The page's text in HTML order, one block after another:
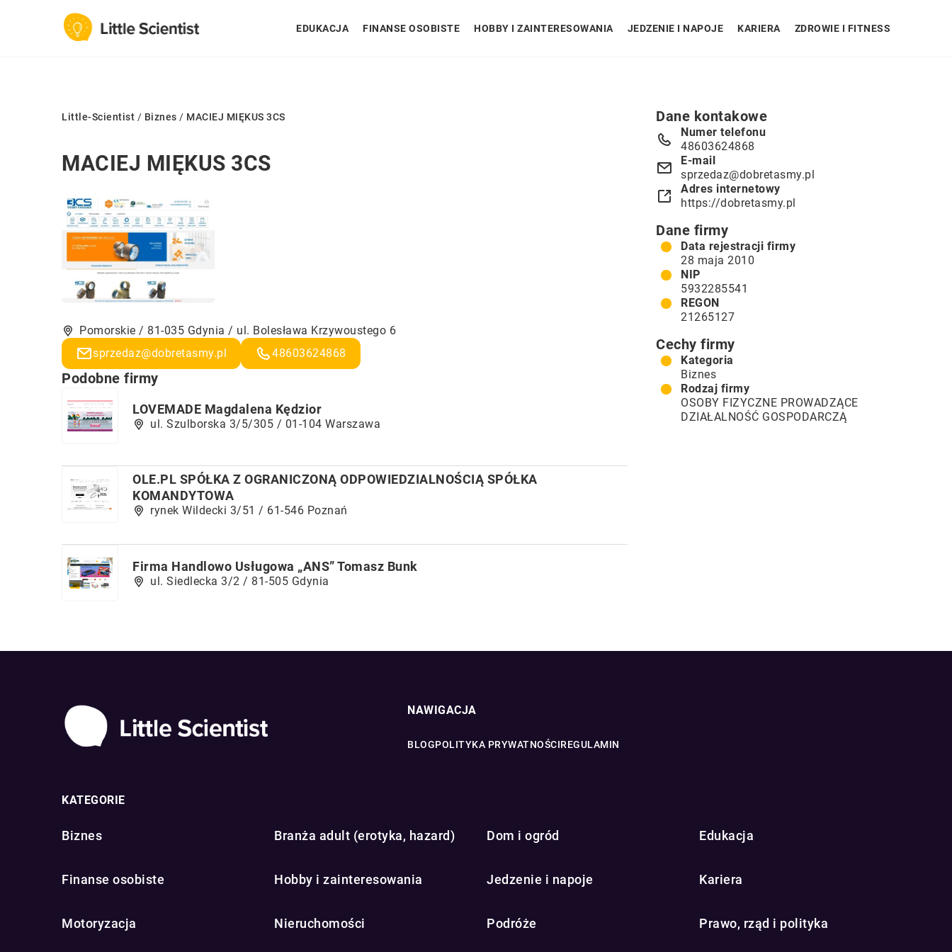
EDUKACJA FINANSE OSOBISTE HOBBY I ZAINTERESOWANIA JEDZENIE I NAPOJE KARIERA ZDROWIE I FITNESS
Little-Scientist / Biznes / MACIEJ MIĘKUS 3CS
MACIEJ MIĘKUS 3CS
Pomorskie / 81-035 Gdynia / ul. Bolesława Krzywoustego 6
sprzedaz@dobretasmy.pl
48603624868
Podobne firmy
LOVEMADE Magdalena Kędzior
ul. Szulborska 3/5/305 / 01-104 Warszawa
OLE.PL SPÓŁKA Z OGRANICZONĄ ODPOWIEDZIALNOŚCIĄ SPÓŁKA
KOMANDYTOWA
rynek Wildecki 3/51 / 61-546 Poznań
Firma Handlowo Usługowa „ANS” Tomasz Bunk
ul. Siedlecka 3/2 / 81-505 Gdynia
Dane kontakowe
Numer telefonu
48603624868
E-mail
sprzedaz@dobretasmy.pl
Adres internetowy
https://dobretasmy.pl
Dane firmy
Data rejestracji firmy
28 maja 2010
NIP
5932285541
REGON
21265127
Cechy firmy
Kategoria
Biznes
Rodzaj firmy
OSOBY FIZYCZNE PROWADZĄCE
DZIAŁALNOŚĆ GOSPODARCZĄ
NAWIGACJA
BLOGPOLITYKA PRYWATNOŚCIREGULAMIN
KATEGORIE
Biznes Branża adult (erotyka, hazard) Dom i ogród Edukacja
Finanse osobiste Hobby i zainteresowania Jedzenie i napoje Kariera
Motoryzacja Nieruchomości Podróże Prawo, rząd i polityka